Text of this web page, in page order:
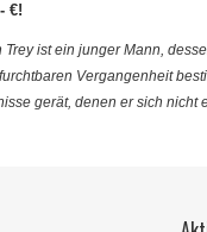
€!
Trey ist ein junger Mann,
Vergangenheit
gerät, denen er sich